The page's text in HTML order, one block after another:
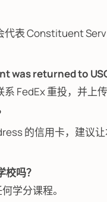
代表 Constituent
was returned to
FedEx 重投，并上
的信用卡，建议
吗？
学分课程。